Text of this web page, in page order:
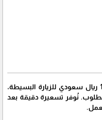
تبدأ أسعار خدمة حداد متنقل من 150 ريال سعودي للزيارة البسيطة،
نُوفر تسعيرة دقيقة بعد